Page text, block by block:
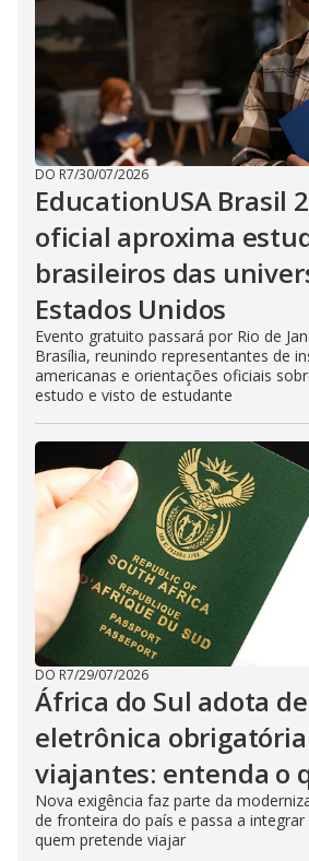
DO R7/30/07/2026
EducationUSA Brasil
oficial aproxima
brasileiros das
Estados Unidos
Evento gratuito passará por Rio de
Brasília, reunindo representantes de
americanas e orientações oficiais
estudo e visto de estudante
DO R7/29/07/2026
África do Sul adota
eletrônica
viajantes: entenda o
Nova exigência faz parte da
de fronteira do país e passa a
quem pretende viajar